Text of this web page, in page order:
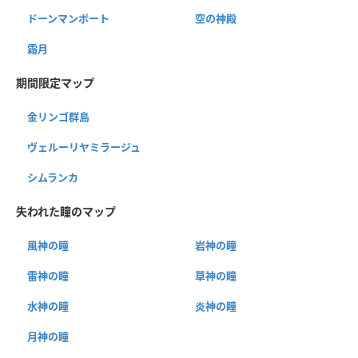
ドーンマンポート 空の神殿
霜月
期間限定マップ
金リンゴ群島
ヴェルーリヤミラージュ
シムランカ
失われた瞳のマップ
風神の瞳 岩神の瞳
雷神の瞳 草神の瞳
水神の瞳 炎神の瞳
月神の瞳